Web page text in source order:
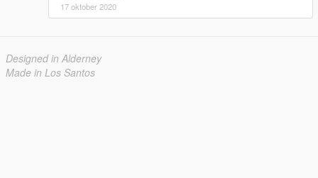
17 oktober 2020
Designed in Alderney
Made in Los Santos